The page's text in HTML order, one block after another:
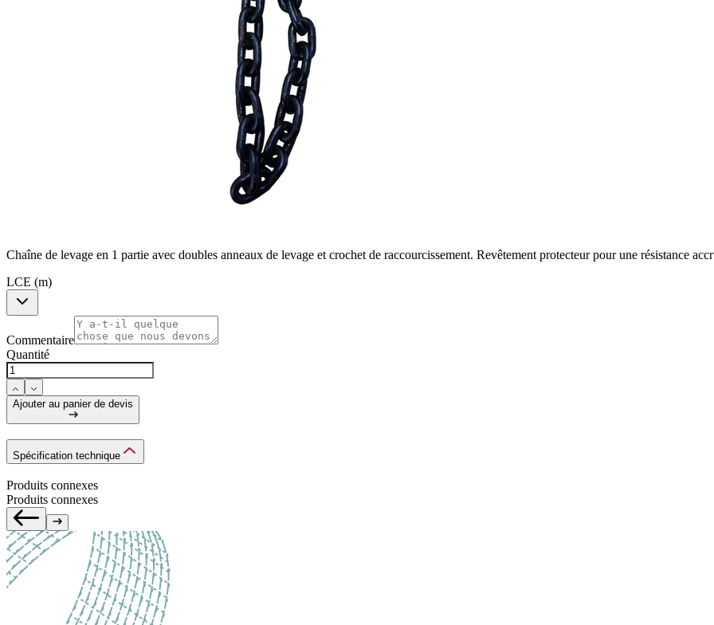
Chaîne de levage en 1 partie avec doubles anneaux de levage et crochet de raccourcissement. Revêtement protecteur pour une résistance
LCE (m)
Commentaire
Quantité
Ajouter au panier de devis
Spécification technique
Produits connexes
Produits connexes